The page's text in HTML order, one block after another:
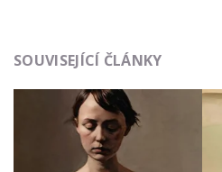
SOUVISEJÍCÍ ČLÁNKY